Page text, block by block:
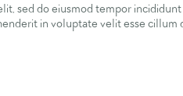
sed do eiusmod tempor
in voluptate velit esse cillum